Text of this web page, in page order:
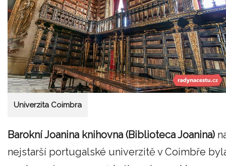
Univerzita Coimbra
Barokní Joanina knihovna (Biblioteca Joanina)
nejstarší portugalské univerzitě v Coimbře